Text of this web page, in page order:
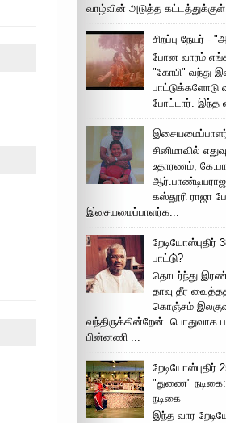
வாழ்வின் அடுத்த
சிறப்பு நேயர் -
போன வாரம்
"கோபி" வந்து
பாட்டுக்களோடு
போட்டார். இந்த
சினிமாவில்
உதாரணம்,
கஸ்தூரி ராஜா
இசையமைப்பாளர்க...
றேடியோஸ்புதிர்
பாட்டு்?
தொடர்ந்து
தாவு தீர
கொஞ்சம்
வந்திருக்கின்றேன். பொதுவாக
பின்னணி ...
"துணை"
நடிகை
இந்த வார